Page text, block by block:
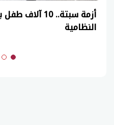
(السنوات الماضية)